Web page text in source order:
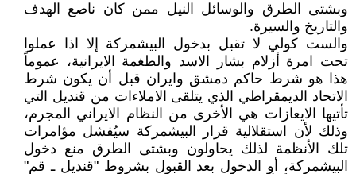
وبشتى الطرق والوسائل النيل ممن كان ناصع الهدف
والتاريخ والسيرة.
والست كولي لا تقبل بدخول البيشمركة إلا اذا عملوا
تحت امرة أزلام بشار الاسد والطغمة الايرانية، عموماً
هذا هو شرط حاكم دمشق وايران قبل أن يكون شرط
الاتحاد الديمقراطي الذي يتلقى الاملاءات من قنديل التي
تأتيها الايعازات هي الأخرى من النظام الايراني المجرم،
وذلك لأن استقلالية قرار البيشمركة سيُفشل مؤامرات
تلك الأنظمة لذلك يحاولون وبشتى الطرق منع دخول
البيشمركة، أو الدخول بعد القبول بشروط "قنديل ـ قم"